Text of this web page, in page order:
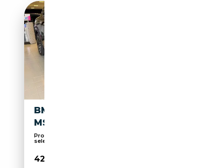
BMW X2 M X2 XDRIVE 20D
MSPORT
Promo Estate Panoramauto Torino: auto
selezionate
42 900€